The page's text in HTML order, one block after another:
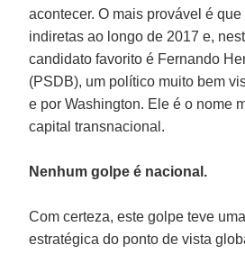
acontecer. O mais provável é
indiretas ao longo de 2017 e,
candidato favorito é Fernando
(PSDB), um político muito bem
e por Washington. Ele é o nome
capital transnacional.
Nenhum golpe é nacional.
Com certeza, este golpe teve
estratégica do ponto de vista